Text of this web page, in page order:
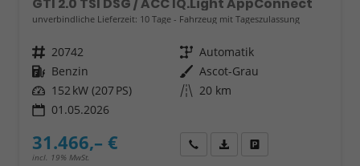
unverbindliche Lieferzeit: 10 Tage Fahrzeug mit Tageszulassung
Fahrzeugnr. 20742 Getriebe Automatik
Kraftstoff Benzin Außenfarbe Ascot-Grau
Leistung 152 kW (207 PS) Kilometerstand 20 km
01.05.2026
31.466,– €
incl. 19% MwSt.
Wir rufen Sie anFahrzeugexposé (PDF)